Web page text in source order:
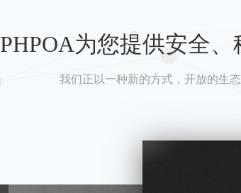
PHPOA为您提供安全
我们正以一种新的方式，开放的生